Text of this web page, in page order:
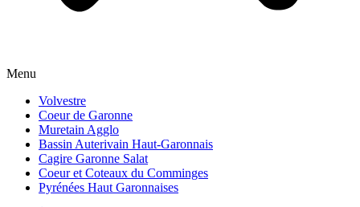
Menu
Volvestre
Coeur de Garonne
Muretain Agglo
Bassin Auterivain Haut-Garonnais
Cagire Garonne Salat
Coeur et Coteaux du Comminges
Pyrénées Haut Garonnaises